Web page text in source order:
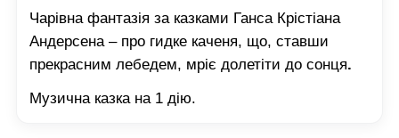
Чарівна фантазія за казками Ганса Крістіана
Андерсена – про гидке каченя, що, ставши
прекрасним лебедем, мріє долетіти до сонця.
Музична казка на 1 дію.